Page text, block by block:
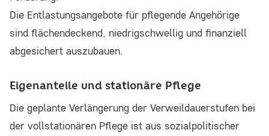
Die Entlastungsangebote für pflegende Angehörige
sind flächendeckend, niedrigschwellig und finanziell
abgesichert auszubauen.
Eigenanteile und stationäre Pflege
Die geplante Verlängerung der Verweildauerstufen bei
der vollstationären Pflege ist aus sozialpolitischer